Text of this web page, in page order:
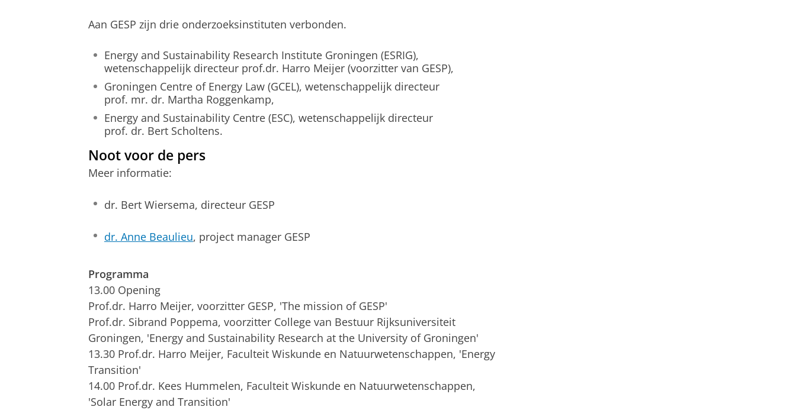
Aan GESP zijn drie onderzoeksinstituten verbonden.
Energy and Sustainability Research Institute Groningen (ESRIG),
wetenschappelijk directeur prof.dr. Harro Meijer (voorzitter van GESP),
Groningen Centre of Energy Law (GCEL), wetenschappelijk directeur
prof. mr. dr. Martha Roggenkamp,
Energy and Sustainability Centre (ESC), wetenschappelijk directeur
prof. dr. Bert Scholtens.
Noot voor de pers
Meer informatie:
dr. Bert Wiersema, directeur GESP
dr. Anne Beaulieu, project manager GESP
Programma
13.00 Opening
Prof.dr. Harro Meijer, voorzitter GESP, 'The mission of GESP'
Prof.dr. Sibrand Poppema, voorzitter College van Bestuur Rijksuniversiteit
Groningen, 'Energy and Sustainability Research at the University of Groningen'
13.30 Prof.dr. Harro Meijer, Faculteit Wiskunde en Natuurwetenschappen, 'Energy
Transition'
14.00 Prof.dr. Kees Hummelen, Faculteit Wiskunde en Natuurwetenschappen,
'Solar Energy and Transition'